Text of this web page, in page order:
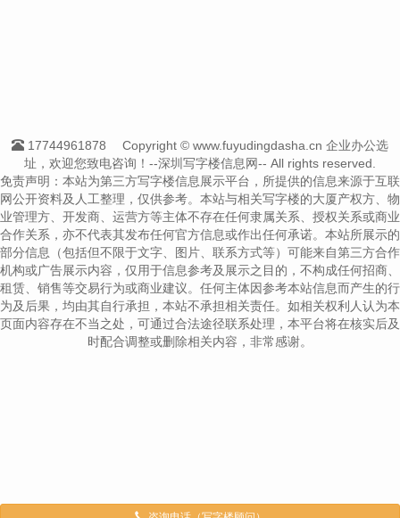
17744961878
Copyright © www.fuyudingdasha.cn 企业办公选
址，欢迎您致电咨询！--深圳写字楼信息网-- All rights reserved.
免责声明：本站为第三方写字楼信息展示平台，所提供的信息来源于互联
网公开资料及人工整理，仅供参考。本站与相关写字楼的大厦产权方、物
业管理方、开发商、运营方等主体不存在任何隶属关系、授权关系或商业
合作关系，亦不代表其发布任何官方信息或作出任何承诺。本站所展示的
部分信息（包括但不限于文字、图片、联系方式等）可能来自第三方合作
机构或广告展示内容，仅用于信息参考及展示之目的，不构成任何招商、
租赁、销售等交易行为或商业建议。任何主体因参考本站信息而产生的行
为及后果，均由其自行承担，本站不承担相关责任。如相关权利人认为本
页面内容存在不当之处，可通过合法途径联系处理，本平台将在核实后及
时配合调整或删除相关内容，非常感谢。